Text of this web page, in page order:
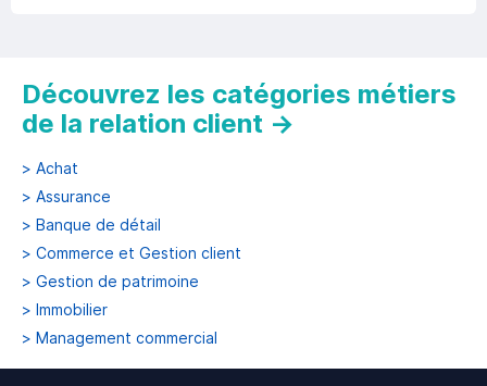
Découvrez les catégories métiers
de la relation client →
> Achat
> Assurance
> Banque de détail
> Commerce et Gestion client
> Gestion de patrimoine
> Immobilier
> Management commercial